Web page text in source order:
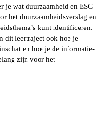
je wat duurzaamheid en ESG
het duurzaamheidsverslag en
kunt identificeren.
dit leertraject ook hoe je
en hoe je de informatie-
zijn voor het